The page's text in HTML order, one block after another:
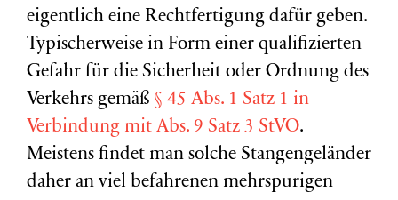
eigentlich eine Rechtfertigung dafür geben.
Typischerweise in Form einer qualifizierten
Gefahr für die Sicherheit oder Ordnung des
Verkehrs gemäß § 45 Abs. 1 Satz 1 in
Verbindung mit Abs. 9 Satz 3 StVO.
Meistens findet man solche Stangengeländer
daher an viel befahrenen mehrspurigen